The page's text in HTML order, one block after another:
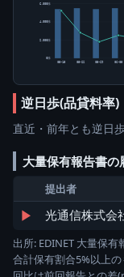
0株
2,000株
4,000株
6,000株
05-15 05-22 05-29 06-05
逆日歩(品貸料率)
直近・前年とも逆日
大量保有報告書
提出者
▶ 光通信株式会
出所: EDINET 大量保
合計保有割合5%以上